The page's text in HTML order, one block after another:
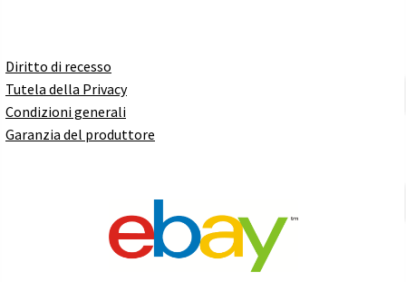
Diritto di recesso
Tutela della Privacy
Condizioni generali
Garanzia del produttore